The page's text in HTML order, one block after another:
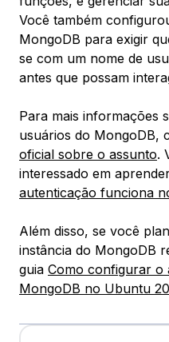
Você também
MongoDB para exigir
se com um nome de
antes que possam
Para mais informações
usuários do MongoDB,
oficial sobre o assunto.
interessado em
autenticação funciona
Além disso, se você
instância do MongoDB
guia Como configurar o
MongoDB no Ubuntu